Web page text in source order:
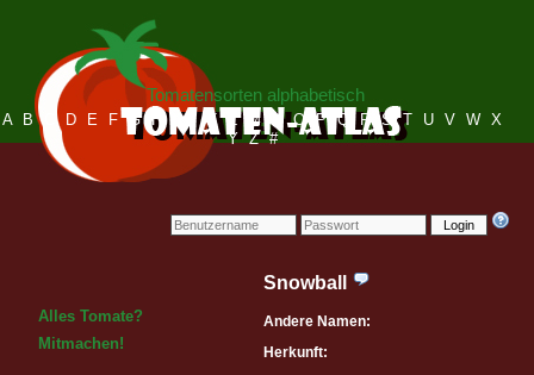
Login
Tomatensorten alphabetisch
A B C D E F G H I J K L M N O P Q R S T U V W X
Y Z #
Alles Tomate?
Mitmachen!
Snowball
Andere Namen:
Herkunft: